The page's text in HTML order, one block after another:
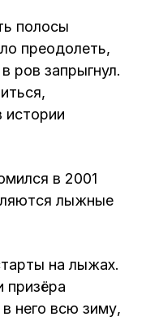
полосы
преодолеть,
ров запрыгнул.
истории
в 2001
лыжные
на лыжах.
призёра
него всю зиму,